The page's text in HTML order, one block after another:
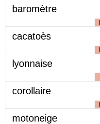
baromètre
cacatoès
lyonnaise
corollaire
motoneige